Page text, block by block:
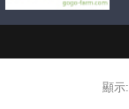
顯示: